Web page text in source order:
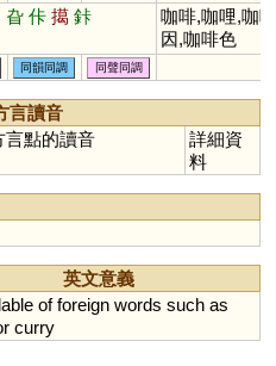
旮 佧 擖 鉲
咖啡,咖哩,咖啡
因,咖啡色
同韻同調 同聲同調
言讀音
言點的讀音
詳細資
料
英文意義
of foreign words such as
curry